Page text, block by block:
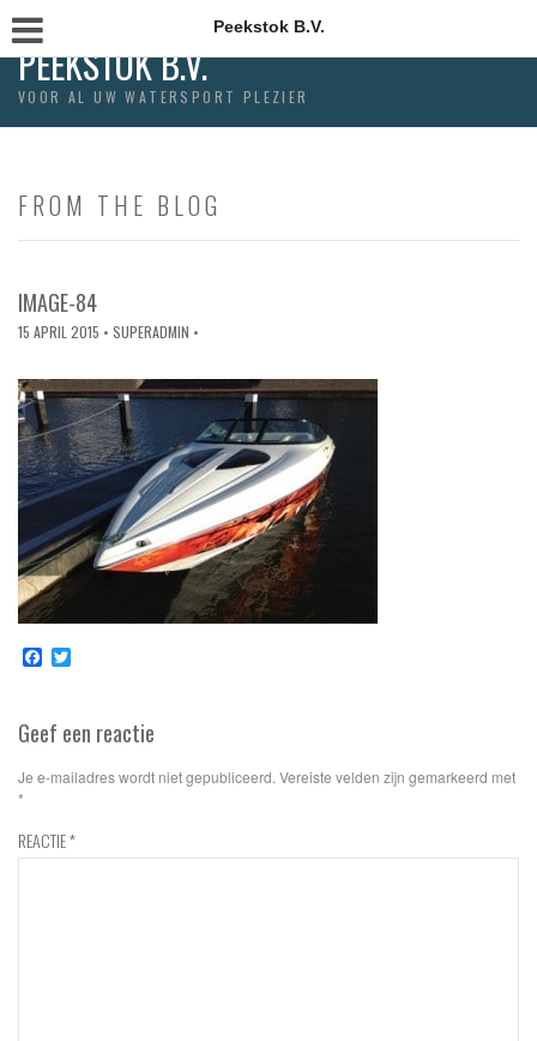
Peekstok B.V.
PEEKSTOK B.V.
VOOR AL UW WATERSPORT PLEZIER
FROM THE BLOG
IMAGE-84
15 APRIL 2015 • SUPERADMIN •
Facebook
Geef een reactie
Je e-mailadres wordt niet gepubliceerd. Vereiste velden zijn gemarkeerd met
*
REACTIE*